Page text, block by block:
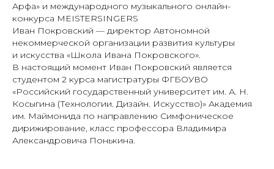
Арфа» и международного музыкального онлайн-
конкурса MEISTERSINGERS
Иван Покровский — директор Автономной
некоммерческой организации развития культуры
и искусства «Школа Ивана Покровского».
В настоящий момент Иван Покровский является
студентом 2 курса магистратуры ФГБОУВО
«Российский государственный университет им. А. Н.
Косыгина (Технологии. Дизайн. Искусство)» Академия
им. Маймонида по направлению Симфоническое
дирижирование, класс профессора Владимира
Александровича Понькина.